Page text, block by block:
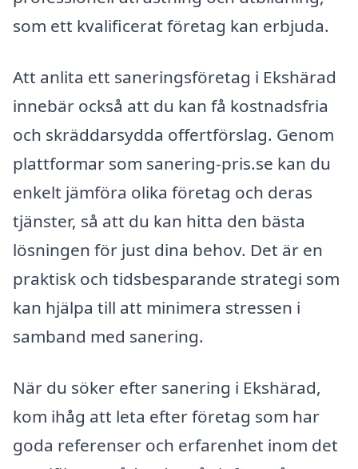
som ett kvalificerat företag kan erbjuda.
Att anlita ett saneringsföretag i Ekshärad
innebär också att du kan få kostnadsfria
och skräddarsydda offertförslag. Genom
plattformar som sanering-pris.se kan du
enkelt jämföra olika företag och deras
tjänster, så att du kan hitta den bästa
lösningen för just dina behov. Det är en
praktisk och tidsbesparande strategi som
kan hjälpa till att minimera stressen i
samband med sanering.
När du söker efter sanering i Ekshärad,
kom ihåg att leta efter företag som har
goda referenser och erfarenhet inom det